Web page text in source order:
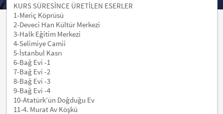
KURS SÜRESİNCE ÜRETİLEN ESERLER
1-Meriç Köprüsü
2-Deveci Han Kültür Merkezi
3-Halk Eğitim Merkezi
4-Selimiye Camii
5-İstanbul Kasrı
6-Bağ Evi -1
7-Bağ Evi -2
8-Bağ Evi -3
9-Bağ Evi -4
10-Atatürk’ün Doğduğu Ev
11-4. Murat Av Köşkü